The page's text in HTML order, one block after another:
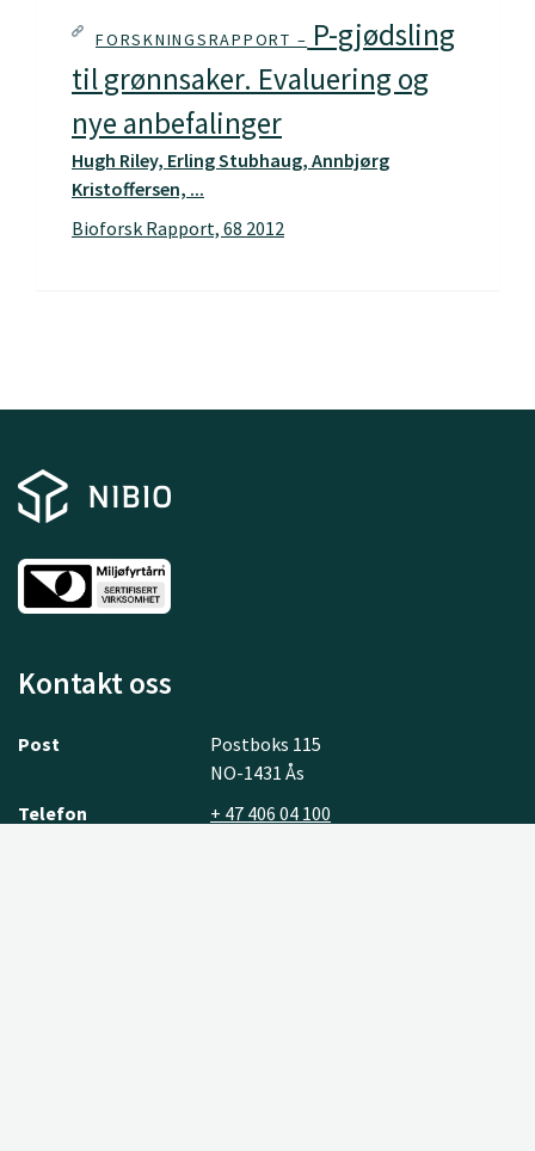
FORSKNINGSRAPPORT – P-gjødsling
til grønnsaker. Evaluering og
nye anbefalinger
Hugh Riley, Erling Stubhaug, Annbjørg
Kristoffersen, ...
Bioforsk Rapport, 68 2012
Kontakt oss
Post
Postboks 115
NO-1431 Ås
Telefon
+ 47 406 04 100